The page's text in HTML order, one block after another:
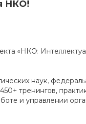
НКО!
«НКО:
наук,
тренингов,
и управлении